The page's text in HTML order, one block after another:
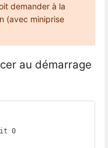
demander à la
(avec miniprise
au démarrage
0